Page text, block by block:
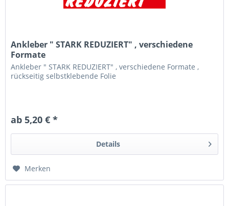
Ankleber " STARK REDUZIERT" , verschiedene
Formate
Ankleber " STARK REDUZIERT" , verschiedene Formate ,
rückseitig selbstklebende Folie
ab 5,20 € *
Details
Merken